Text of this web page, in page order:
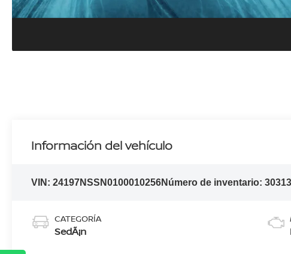
Información del vehículo
VIN:24197NSSN0100010256Número de inventario:
CATEGORÍA
SedÃ¡n